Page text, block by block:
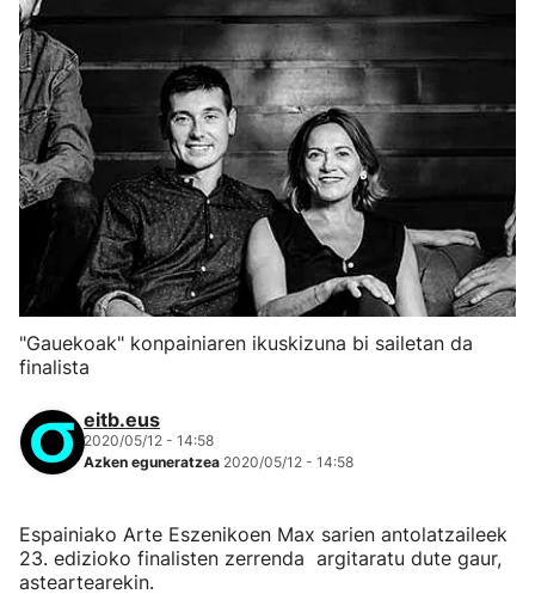
"Gauekoak" konpainiaren ikuskizuna bi sailetan da
finalista
eitb.eus
2020/05/12 - 14:58
Azken eguneratzea 2020/05/12 - 14:58
Espainiako Arte Eszenikoen Max sarien antolatzaileek
23. edizioko finalisten zerrenda argitaratu dute gaur,
asteartearekin.